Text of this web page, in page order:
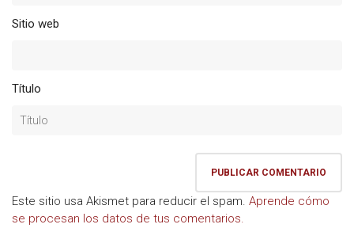
Sitio web
Título
Este sitio usa Akismet para reducir el spam. Aprende cómo
se procesan los datos de tus comentarios.